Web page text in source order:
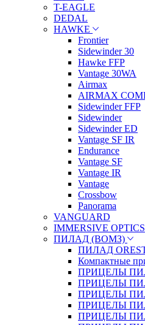
T-EAGLE
DEDAL
HAWKE
Frontier
Sidewinder 30
Hawke FFP
Vantage 30WA
Airmax
AIRMAX
Sidewinder FFP
Sidewinder
Sidewinder ED
Vantage SF IR
Endurance
Vantage SF
Vantage IR
Vantage
Crossbow
Panorama
VANGUARD
IMMERSIVE OPTICS
ПИЛАД (ВОМЗ)
ПИЛАД
Компактные
ПРИЦЕЛЫ
ПРИЦЕЛЫ
ПРИЦЕЛЫ
ПРИЦЕЛЫ
ПРИЦЕЛЫ